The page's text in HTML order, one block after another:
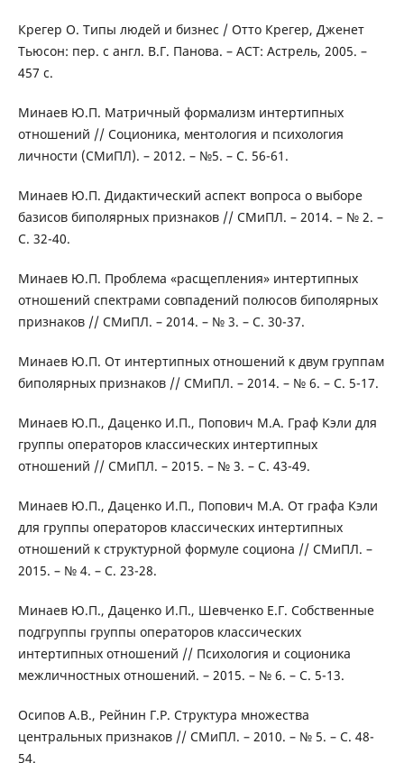
Крегер О. Типы людей и бизнес / Отто Крегер, Дженет
Тьюсон: пер. с англ. В.Г. Панова. – АСТ: Астрель, 2005. –
457 с.
Минаев Ю.П. Матричный формализм интертипных
отношений // Соционика, ментология и психология
личности (СМиПЛ). – 2012. – №5. – С. 56-61.
Минаев Ю.П. Дидактический аспект вопроса о выборе
базисов биполярных признаков // СМиПЛ. – 2014. – № 2. –
С. 32-40.
Минаев Ю.П. Проблема «расщепления» интертипных
отношений спектрами совпадений полюсов биполярных
признаков // СМиПЛ. – 2014. – № 3. – С. 30-37.
Минаев Ю.П. От интертипных отношений к двум группам
биполярных признаков // СМиПЛ. – 2014. – № 6. – С. 5-17.
Минаев Ю.П., Даценко И.П., Попович М.А. Граф Кэли для
группы операторов классических интертипных
отношений // СМиПЛ. – 2015. – № 3. – С. 43-49.
Минаев Ю.П., Даценко И.П., Попович М.А. От графа Кэли
для группы операторов классических интертипных
отношений к структурной формуле социона // СМиПЛ. –
2015. – № 4. – С. 23-28.
Минаев Ю.П., Даценко И.П., Шевченко Е.Г. Собственные
подгруппы группы операторов классических
интертипных отношений // Психология и соционика
межличностных отношений. – 2015. – № 6. – С. 5-13.
Осипов А.В., Рейнин Г.Р. Структура множества
центральных признаков // СМиПЛ. – 2010. – № 5. – С. 48-
54.